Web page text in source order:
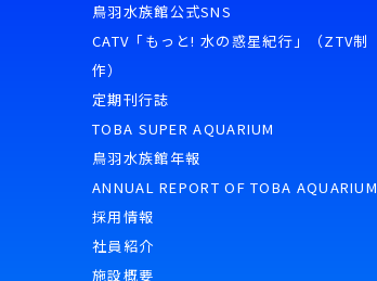
鳥羽水族館公式SNS
CATV「もっと! 水の惑星紀行」（ZTV制
作）
定期刊行誌
TOBA SUPER AQUARIUM
鳥羽水族館年報
ANNUAL REPORT OF TOBA AQUARIUM
採用情報
社員紹介
施設概要